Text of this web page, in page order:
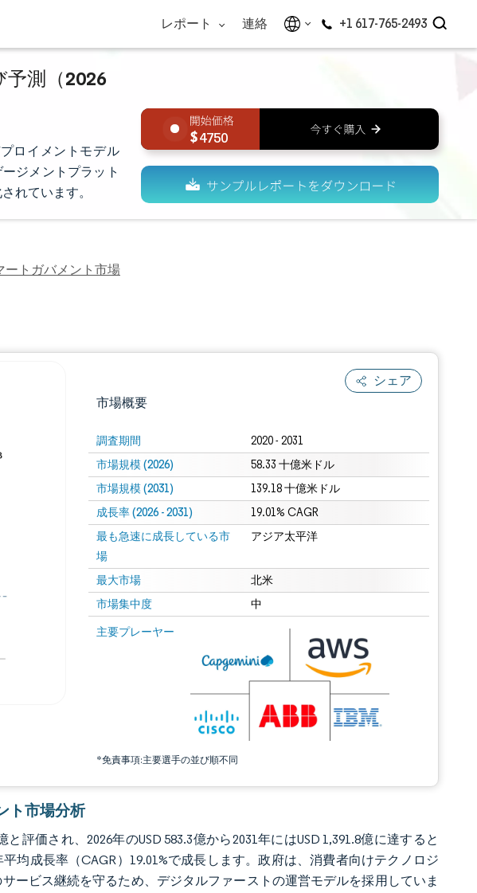
レポート 連絡 +1 617-765-2493
測（2026
ロイメントモデル
ジメントプラット
れています。
4750
ートガバメント市場
シェア
市場概要
調査期間 2020 - 2031
市場規模 (2026) 58.33 十億米ドル
市場規模 (2031) 139.18 十億米ドル
成長率 (2026 - 2031) 19.01% CAGR
最も急速に成長している市
場
アジア太平洋
最大市場 北米
市場集中度 中
主要プレーヤー
*免責事項:主要選手の並び順不同
画像 © Mordor Intelligence。再利用にはCC BY 4.0の表示が必要です。
再利用にはCC BY 4.0の表示が必要です。
ト市場分析
評価され、2026年のUSD 583.3億から2031年にはUSD 1,391.8億に達すると
均成長率（CAGR）19.01%で成長します。政府は、消費者向けテクノロジ
ービス継続を守るため、デジタルファーストの運営モデルを採用していま